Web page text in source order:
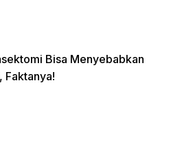
Bisa Menyebabkan
Faktanya!